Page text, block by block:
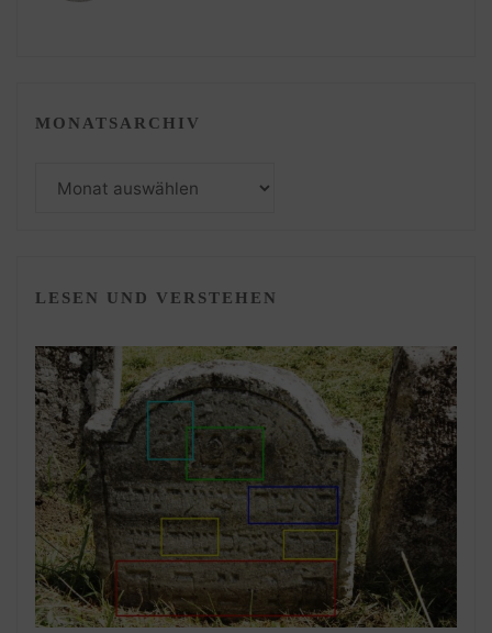
MONATSARCHIV
LESEN UND VERSTEHEN